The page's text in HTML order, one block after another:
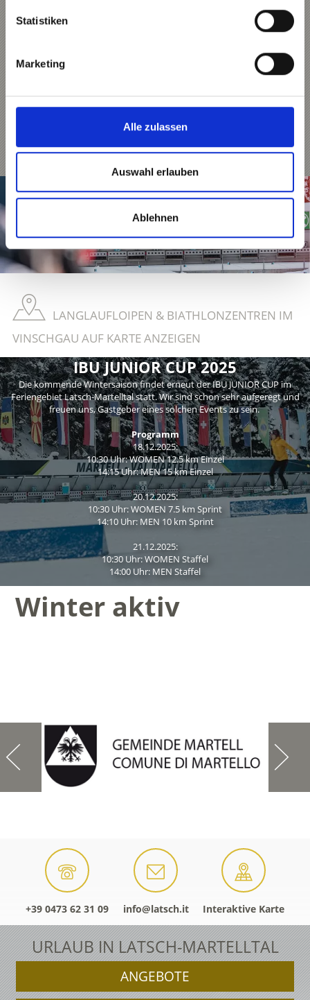
Statistiken
Marketing
Alle zulassen
Auswahl erlauben
Ablehnen
nordische Skizentrum im Hintermartell
verfügt über einen modernen Schießstand
finden jährlich internationale und nationale
Biathlonwettkämpfe statt. Einer davon ist der
2025 sind wieder alle Augen auf das
Jahres 2025 die Europameisterschaften statt.
LANGLAUFLOIPEN & BIATHLONZENTREN IM
VINSCHGAU AUF KARTE ANZEIGEN
IBU JUNIOR CUP 2025
Die kommende Wintersaison findet erneut der IBU JUNIOR CUP im
Feriengebiet Latsch-Martelltal statt. Wir sind schon sehr aufgeregt und
freuen uns, Gastgeber eines solchen Events zu sein.
Programm
18.12.2025:
10:30 Uhr: WOMEN 12.5 km Einzel
14:15 Uhr: MEN 15 km Einzel
20.12.2025:
10:30 Uhr: WOMEN 7.5 km Sprint
14:10 Uhr: MEN 10 km Sprint
21.12.2025:
10:30 Uhr: WOMEN Staffel
14:00 Uhr: MEN Staffel
Winter aktiv
+39 0473 62 31 09 info@latsch.it Interaktive Karte
URLAUB IN LATSCH-MARTELLTAL
ANGEBOTE